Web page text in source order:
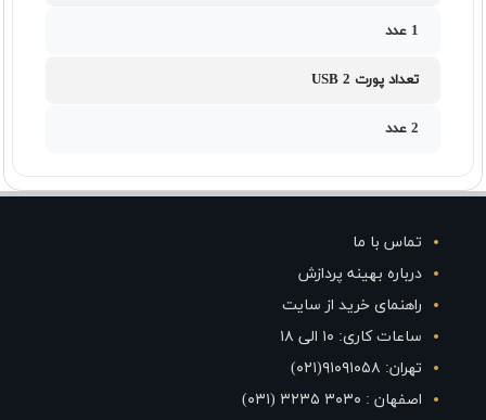
1 عدد
تعداد پورت USB 2
2 عدد
تماس با ما
درباره بهینه پردازش
راهنمای خرید از سایت
ساعات کاری: ۱۰ الی ۱۸
تهران: ۹۱۰۹۱۰۵۸(۰۲۱)
اصفهان : ۳۰۳۰ ۳۲۳۵ (۰۳۱)